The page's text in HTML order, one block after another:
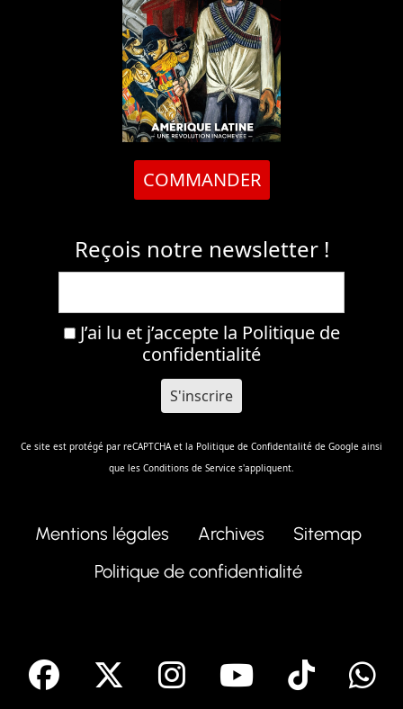
COMMANDER
Reçois notre newsletter !
J’ai lu et j’accepte la Politique de
confidentialité
Ce site est protégé par reCAPTCHA et la Politique de Confidentalité de Google ainsi
que les Conditions de Service s'appliquent.
Mentions légales Archives
Sitemap
Politique de confidentialité
facebook Instagram
Youtube
Tik